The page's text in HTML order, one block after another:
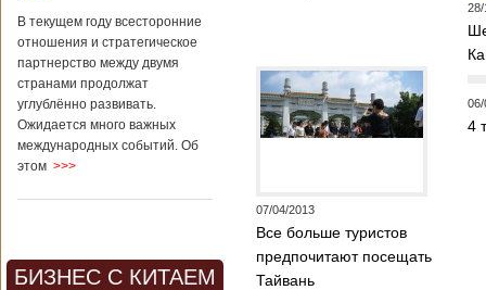
В текущем году всесторонние
отношения и стратегическое
партнерство между двумя
странами продолжат
углублённо развивать.
Ожидается много важных
международных событий. Об
этом >>>
БИЗНЕС С КИТАЕМ
28/
07/04/2013
Все больше туристов
предпочитают посещать
Тайвань
06/
4